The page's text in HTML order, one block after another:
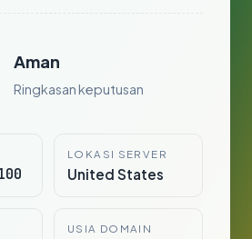
Aman
Ringkasan keputusan
LOKASI SERVER
United States
USIA DOMAIN